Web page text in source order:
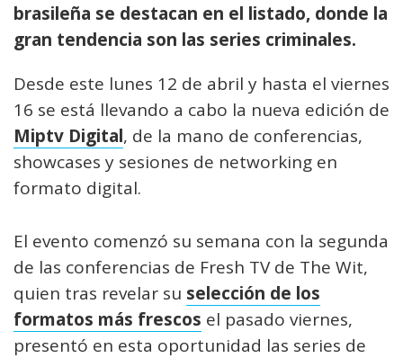
brasileña se destacan en el listado, donde la
gran tendencia son las series criminales.
Desde este lunes 12 de abril y hasta el viernes
16 se está llevando a cabo la nueva edición de
Miptv Digital, de la mano de conferencias,
showcases y sesiones de networking en
formato digital.
El evento comenzó su semana con la segunda
de las conferencias de Fresh TV de The Wit,
quien tras revelar su selección de los
formatos más frescos el pasado viernes,
presentó en esta oportunidad las series de